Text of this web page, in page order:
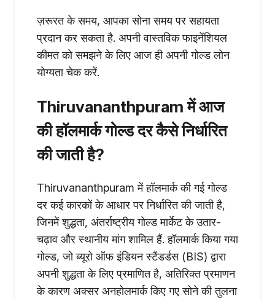
ज़रूरत के समय, आपका सोना समय पर सहायता
प्रदान कर सकता है. अपनी वास्तविक फाइनेंशियल
कीमत को समझने के लिए आज ही अपनी गोल्ड लोन
योग्यता चेक करें.
Thiruvananthpuram में आज
की हॉलमार्क गोल्ड दर कैसे निर्धारित
की जाती है?
Thiruvananthpuram में हॉलमार्क की गई गोल्ड
दर कई कारकों के आधार पर निर्धारित की जाती है,
जिनमें शुद्धता, अंतर्राष्ट्रीय गोल्ड मार्केट के उतार-
चढ़ाव और स्थानीय मांग शामिल हैं. हॉलमार्क किया गया
गोल्ड, जो ब्यूरो ऑफ इंडियन स्टैंडर्डस (BIS) द्वारा
अपनी शुद्धता के लिए प्रमाणित है, अतिरिक्त प्रमाणन
के कारण अक्सर अनहोलमार्क किए गए सोने की तुलना